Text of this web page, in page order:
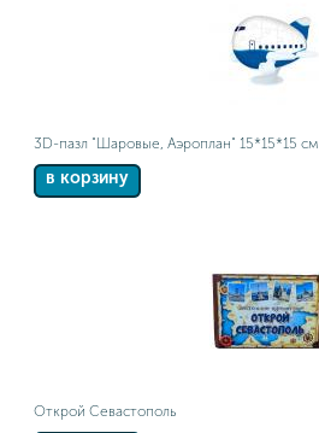
3D-пазл "Шаровые, Аэроплан" 15*15*15 см
в корзину
Открой Севастополь